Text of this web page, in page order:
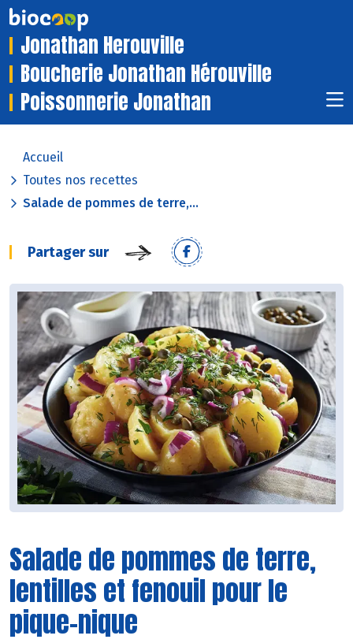
Jonathan Herouville
Boucherie Jonathan Hérouville
Poissonnerie Jonathan
Accueil
Toutes nos recettes
Salade de pommes de terre,...
Partager sur
Salade de pommes de terre,
lentilles et fenouil pour le
pique-nique